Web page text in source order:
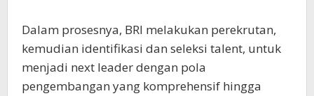
Dalam prosesnya, BRI melakukan perekrutan,
kemudian identifikasi dan seleksi talent, untuk
menjadi next leader dengan pola
pengembangan yang komprehensif hingga